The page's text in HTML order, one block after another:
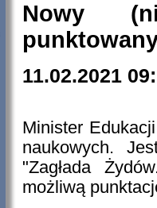
Nowy
11.02.2021
Minister
naukowych.
"Zagłada
możliwą